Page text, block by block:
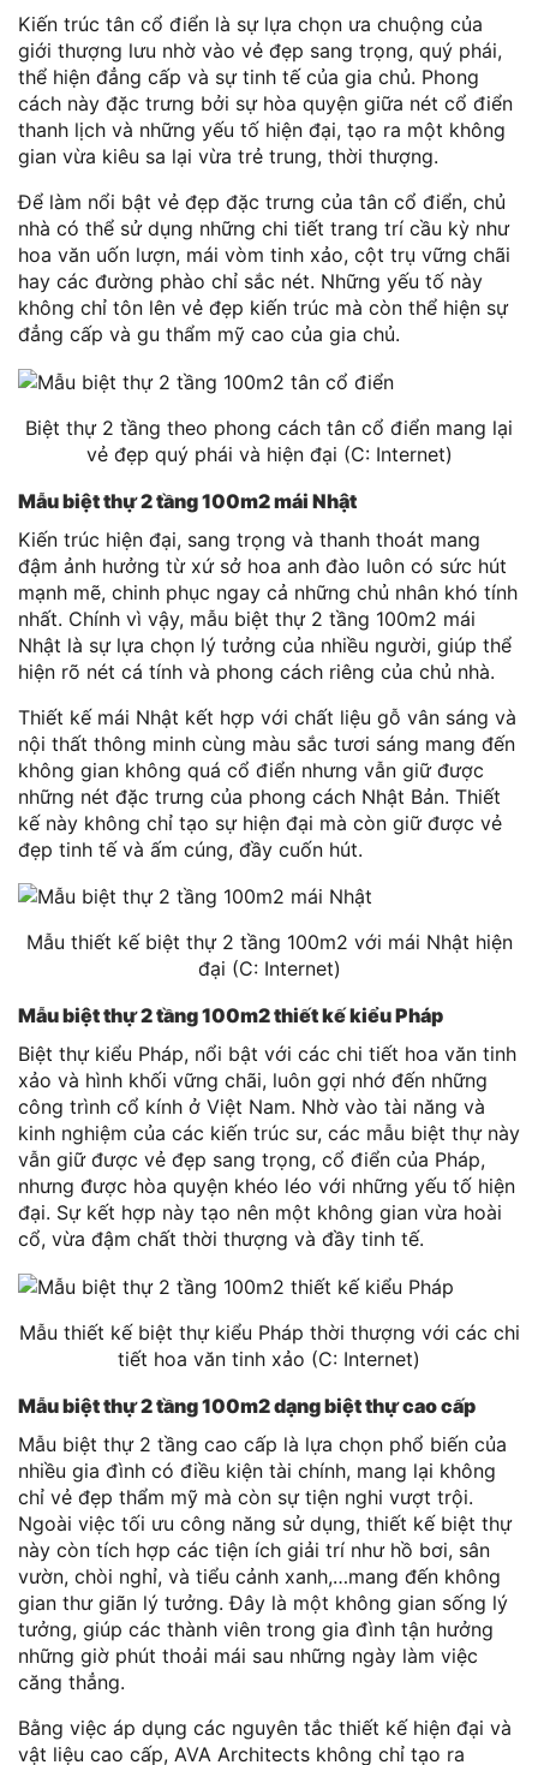
Kiến trúc tân cổ điển là sự lựa chọn ưa chuộng của
giới thượng lưu nhờ vào vẻ đẹp sang trọng, quý phái,
thể hiện đẳng cấp và sự tinh tế của gia chủ. Phong
cách này đặc trưng bởi sự hòa quyện giữa nét cổ điển
thanh lịch và những yếu tố hiện đại, tạo ra một không
gian vừa kiêu sa lại vừa trẻ trung, thời thượng.
Để làm nổi bật vẻ đẹp đặc trưng của tân cổ điển, chủ
nhà có thể sử dụng những chi tiết trang trí cầu kỳ như
hoa văn uốn lượn, mái vòm tinh xảo, cột trụ vững chãi
hay các đường phào chỉ sắc nét. Những yếu tố này
không chỉ tôn lên vẻ đẹp kiến trúc mà còn thể hiện sự
đẳng cấp và gu thẩm mỹ cao của gia chủ.
Biệt thự 2 tầng theo phong cách tân cổ điển mang lại
vẻ đẹp quý phái và hiện đại (C: Internet)
Mẫu biệt thự 2 tầng 100m2 mái Nhật
Kiến trúc hiện đại, sang trọng và thanh thoát mang
đậm ảnh hưởng từ xứ sở hoa anh đào luôn có sức hút
mạnh mẽ, chinh phục ngay cả những chủ nhân khó tính
nhất. Chính vì vậy, mẫu biệt thự 2 tầng 100m2 mái
Nhật là sự lựa chọn lý tưởng của nhiều người, giúp thể
hiện rõ nét cá tính và phong cách riêng của chủ nhà.
Thiết kế mái Nhật kết hợp với chất liệu gỗ vân sáng và
nội thất thông minh cùng màu sắc tươi sáng mang đến
không gian không quá cổ điển nhưng vẫn giữ được
những nét đặc trưng của phong cách Nhật Bản. Thiết
kế này không chỉ tạo sự hiện đại mà còn giữ được vẻ
đẹp tinh tế và ấm cúng, đầy cuốn hút.
Mẫu thiết kế biệt thự 2 tầng 100m2 với mái Nhật hiện
đại (C: Internet)
Mẫu biệt thự 2 tầng 100m2 thiết kế kiểu Pháp
Biệt thự kiểu Pháp, nổi bật với các chi tiết hoa văn tinh
xảo và hình khối vững chãi, luôn gợi nhớ đến những
công trình cổ kính ở Việt Nam. Nhờ vào tài năng và
kinh nghiệm của các kiến trúc sư, các mẫu biệt thự này
vẫn giữ được vẻ đẹp sang trọng, cổ điển của Pháp,
nhưng được hòa quyện khéo léo với những yếu tố hiện
đại. Sự kết hợp này tạo nên một không gian vừa hoài
cổ, vừa đậm chất thời thượng và đầy tinh tế.
Mẫu thiết kế biệt thự kiểu Pháp thời thượng với các chi
tiết hoa văn tinh xảo (C: Internet)
Mẫu biệt thự 2 tầng 100m2 dạng biệt thự cao cấp
Mẫu biệt thự 2 tầng cao cấp là lựa chọn phổ biến của
nhiều gia đình có điều kiện tài chính, mang lại không
chỉ vẻ đẹp thẩm mỹ mà còn sự tiện nghi vượt trội.
Ngoài việc tối ưu công năng sử dụng, thiết kế biệt thự
này còn tích hợp các tiện ích giải trí như hồ bơi, sân
vườn, chòi nghỉ, và tiểu cảnh xanh,…mang đến không
gian thư giãn lý tưởng. Đây là một không gian sống lý
tưởng, giúp các thành viên trong gia đình tận hưởng
những giờ phút thoải mái sau những ngày làm việc
căng thẳng.
Bằng việc áp dụng các nguyên tắc thiết kế hiện đại và
vật liệu cao cấp, AVA Architects không chỉ tạo ra